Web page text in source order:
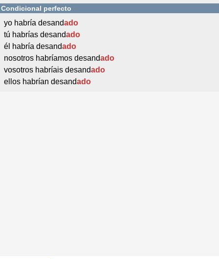
Condicional perfecto
yo habría desandado
tú habrías desandado
él habría desandado
nosotros habríamos desandado
vosotros habríais desandado
ellos habrían desandado